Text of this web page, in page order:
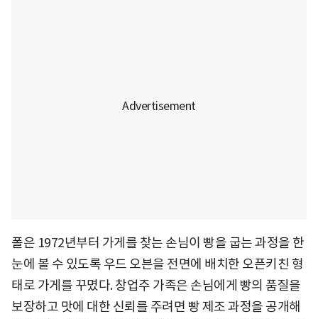
폴은 1972년부터 가게를 찾는 손님이 빵을 굽는 과정을 한
눈에 볼 수 있도록 우드 오븐을 전면에 배치한 오픈키친 형
태로 가게를 꾸몄다. 창업주 가족은 손님에게 빵의 품질을
보장하고 맛에 대한 신뢰를 주려면 빵 제조 과정을 공개해